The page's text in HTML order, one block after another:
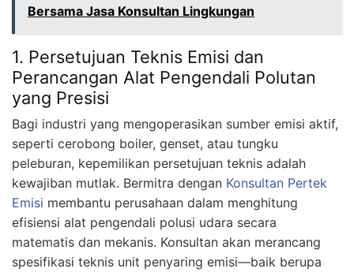
Bersama Jasa Konsultan Lingkungan
1. Persetujuan Teknis Emisi dan
Perancangan Alat Pengendali Polutan
yang Presisi
Bagi industri yang mengoperasikan sumber emisi aktif,
seperti cerobong boiler, genset, atau tungku
peleburan, kepemilikan persetujuan teknis adalah
kewajiban mutlak. Bermitra dengan Konsultan Pertek
Emisi membantu perusahaan dalam menghitung
efisiensi alat pengendali polusi udara secara
matematis dan mekanis. Konsultan akan merancang
spesifikasi teknis unit penyaring emisi—baik berupa